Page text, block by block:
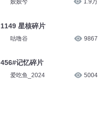
姣姣兮 1.9万
1149 星核碎片
咕噜谷 9867
456#记忆碎片
爱吃鱼_2024 5004